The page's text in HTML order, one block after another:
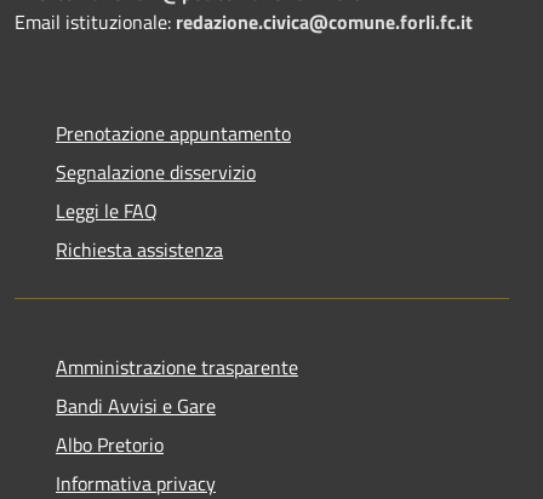
Email istituzionale: redazione.civica@comune.forli.fc.it
Prenotazione appuntamento
Segnalazione disservizio
Leggi le FAQ
Richiesta assistenza
Amministrazione trasparente
Bandi Avvisi e Gare
Albo Pretorio
Informativa privacy